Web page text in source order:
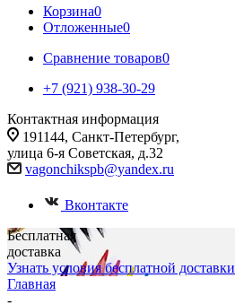
Корзина0
Отложенные0
Сравнение товаров0
+7 (921) 938-30-29
Контактная информация
191144, Санкт-Петербург,
улица 6-я Советская, д.32
vagonchikspb@yandex.ru
Вконтакте
Бесплатная
доставка
Узнать условия бесплатной доставки
Главная
-